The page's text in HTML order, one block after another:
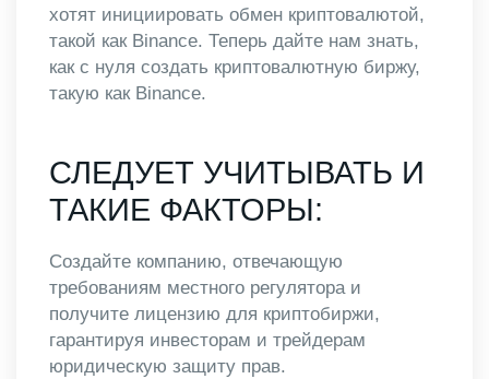
хотят инициировать обмен криптовалютой,
такой как Binance. Теперь дайте нам знать,
как с нуля создать криптовалютную биржу,
такую ​​как Binance.
СЛЕДУЕТ УЧИТЫВАТЬ И
ТАКИЕ ФАКТОРЫ:
Создайте компанию, отвечающую
требованиям местного регулятора и
получите лицензию для криптобиржи,
гарантируя инвесторам и трейдерам
юридическую защиту прав.